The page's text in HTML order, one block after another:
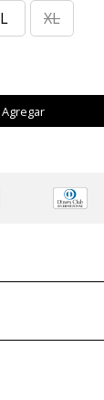
L XL
Agregar